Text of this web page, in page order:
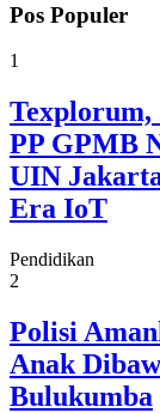
Pos Populer
1
Texplorum,
PP GPMB
UIN
Era IoT
Pendidikan
2
Polisi
Anak
Bulukumba